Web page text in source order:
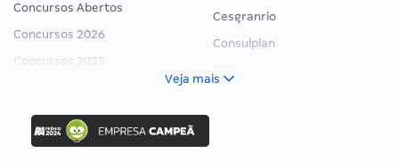
Concursos Abertos
Concursos 2026
Concursos 2025
Concurso Ibama
Concurso MPU
Cesgranrio
Consulplan
Veja mais